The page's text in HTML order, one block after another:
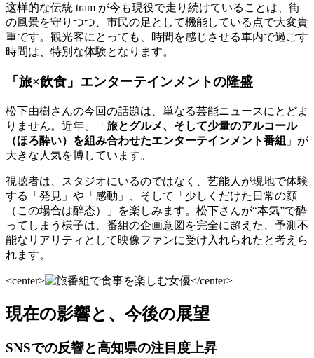
这样的な伝統 tram が今も現役で走り続けていることは、街
の風景を守りつつ、市民の足として機能している点で大変貴
重です。観光客にとっても、時間を感じさせる車内で過ごす
時間は、特別な体験となります。
「旅×飲食」エンターテインメントの隆盛
松下由樹さんの今回の話題は、単なる芸能ニュースにとどま
りません。近年、「 旅とグルメ、そして少量のアルコール
（ほろ酔い）を組み合わせたエンターテインメント番組 」が
大きな人気を博しています。
視聴者は、スタジオにいるのではなく、艺能人が現地で体験
する「発見」や「感動」、そして「少しくだけた日常の顔
（この場合は醉态）」を楽しみます。松下さんが“本気”で酔
ってしまう様子は、番組の企画意図を完全に超えた、予測不
能なリアリティとして映像ファンに受け入れられたと考えら
れます。
<center> </center>
現在の影響と、今後の展望
SNSでの反響と高知県の注目度上昇